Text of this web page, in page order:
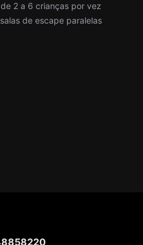
2 a 6 crianças por vez
de escape paralelas